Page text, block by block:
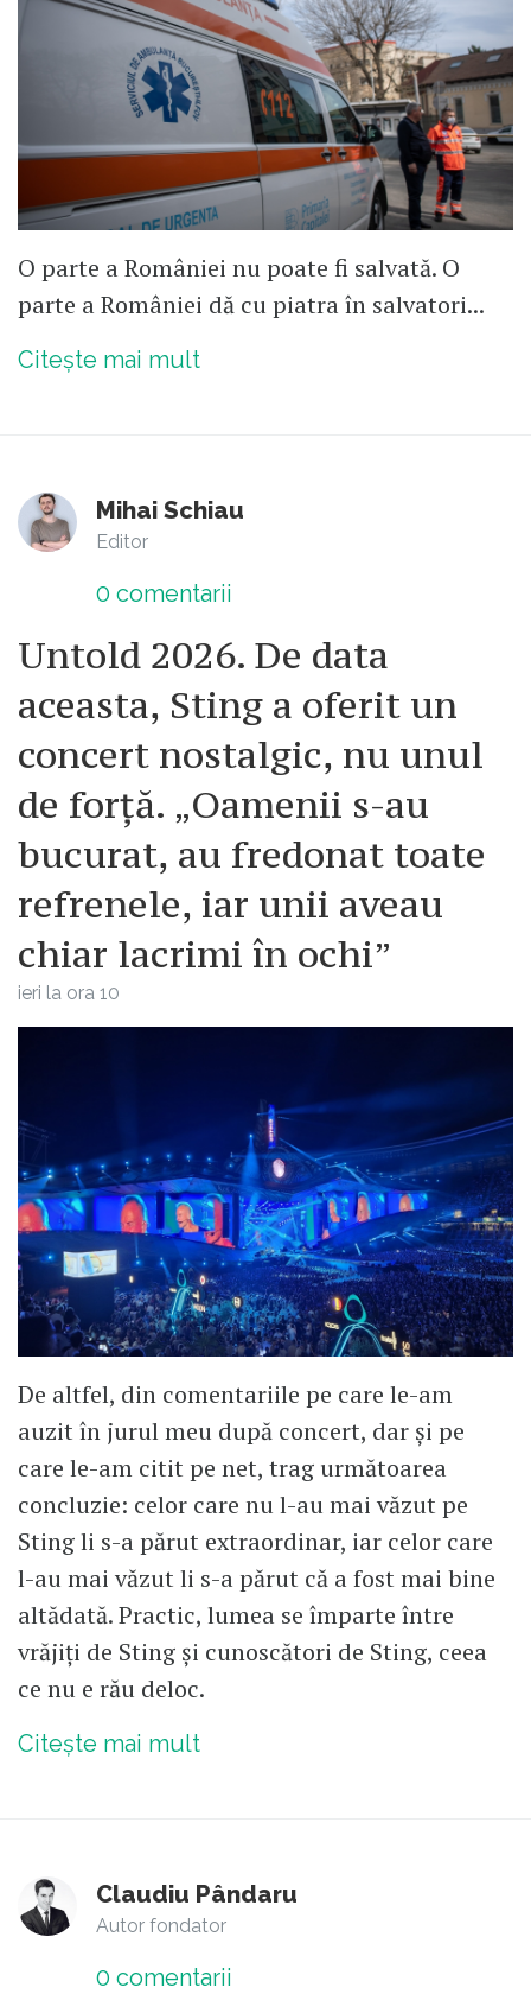
O parte a României nu poate fi salvată. O
parte a României dă cu piatra în salvatori...
Citește mai mult
Mihai Schiau
Editor
0 comentarii
Untold 2026. De data
aceasta, Sting a oferit un
concert nostalgic, nu unul
de forță. „Oamenii s-au
bucurat, au fredonat toate
refrenele, iar unii aveau
chiar lacrimi în ochi”
ieri la ora 10
De altfel, din comentariile pe care le-am
auzit în jurul meu după concert, dar și pe
care le-am citit pe net, trag următoarea
concluzie: celor care nu l-au mai văzut pe
Sting li s-a părut extraordinar, iar celor care
l-au mai văzut li s-a părut că a fost mai bine
altădată. Practic, lumea se împarte între
vrăjiți de Sting și cunoscători de Sting, ceea
ce nu e rău deloc.
Citește mai mult
Claudiu Pândaru
Autor fondator
0 comentarii